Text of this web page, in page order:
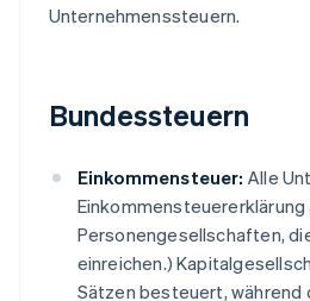
Unternehmenssteuern.
Bundessteuern
Einkommensteuer: Alle
Personengesellschaften,
einreichen.)
Sätzen besteuert, während